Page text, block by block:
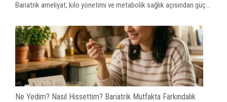
Bariatrik ameliyat, kilo yönetimi ve metabolik sağlık açısından güç...
Ne Yedim? Nasıl Hissettim? Bariatrik Mutfakta Farkındalık